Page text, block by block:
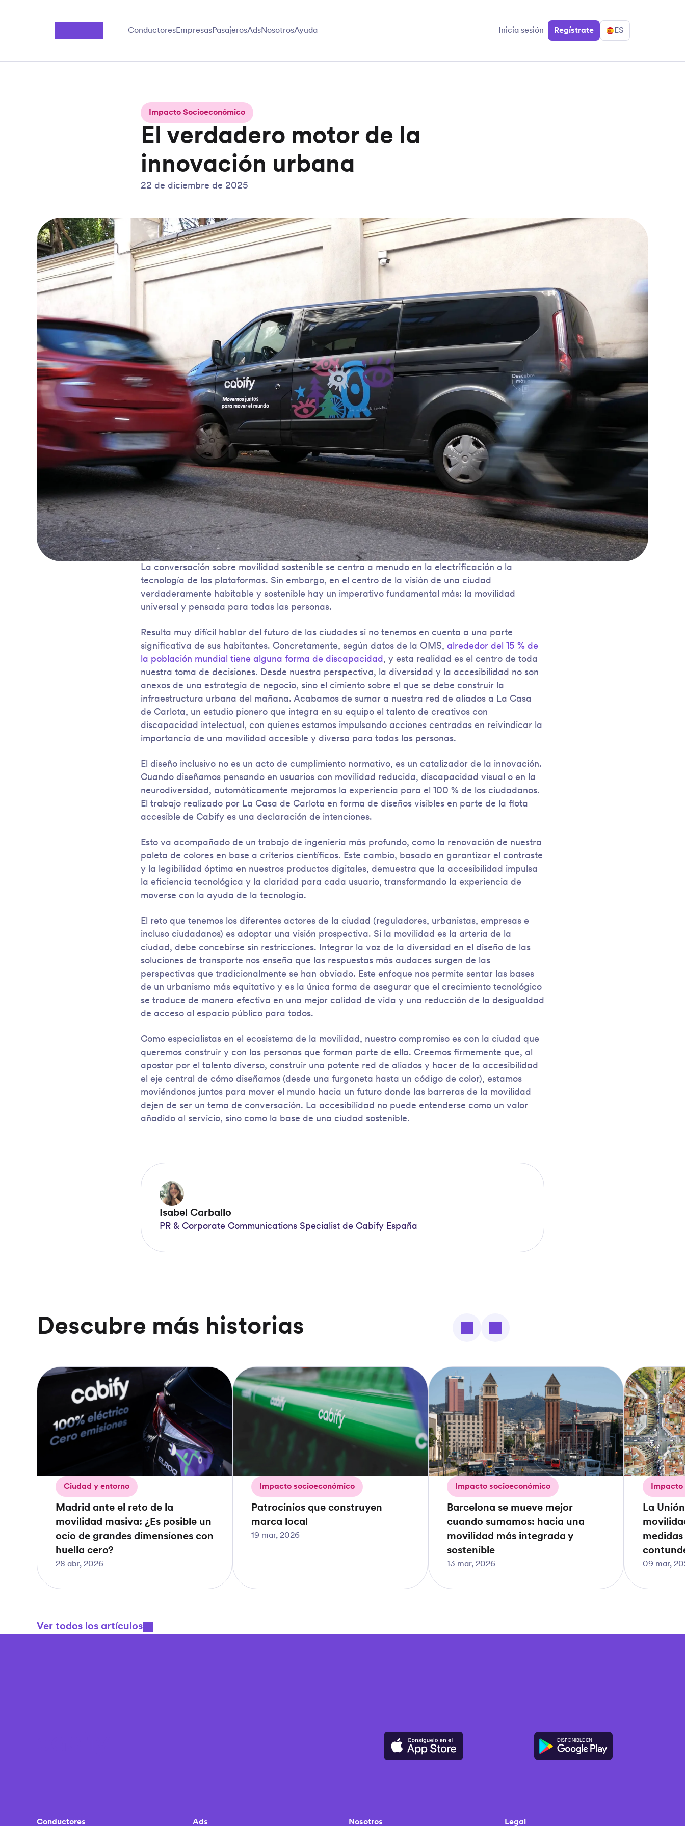
ConductoresEmpresasPasajerosAdsNosotrosAyuda Inicia sesión Regístrate ES
Impacto Socioeconómico
El verdadero motor de la
innovación urbana
22 de diciembre de 2025
La conversación sobre movilidad sostenible se centra a menudo en la electrificación o la
tecnología de las plataformas. Sin embargo, en el centro de la visión de una ciudad
verdaderamente habitable y sostenible hay un imperativo fundamental más: la movilidad
universal y pensada para todas las personas.
Resulta muy difícil hablar del futuro de las ciudades si no tenemos en cuenta a una parte
significativa de sus habitantes. Concretamente, según datos de la OMS, alrededor del 15 % de
la población mundial tiene alguna forma de discapacidad, y esta realidad es el centro de toda
nuestra toma de decisiones. Desde nuestra perspectiva, la diversidad y la accesibilidad no son
anexos de una estrategia de negocio, sino el cimiento sobre el que se debe construir la
infraestructura urbana del mañana. Acabamos de sumar a nuestra red de aliados a La Casa
de Carlota, un estudio pionero que integra en su equipo el talento de creativos con
discapacidad intelectual, con quienes estamos impulsando acciones centradas en reivindicar la
importancia de una movilidad accesible y diversa para todas las personas.
El diseño inclusivo no es un acto de cumplimiento normativo, es un catalizador de la innovación.
Cuando diseñamos pensando en usuarios con movilidad reducida, discapacidad visual o en la
neurodiversidad, automáticamente mejoramos la experiencia para el 100 % de los ciudadanos.
El trabajo realizado por La Casa de Carlota en forma de diseños visibles en parte de la flota
accesible de Cabify es una declaración de intenciones.
Esto va acompañado de un trabajo de ingeniería más profundo, como la renovación de nuestra
paleta de colores en base a criterios científicos. Este cambio, basado en garantizar el contraste
y la legibilidad óptima en nuestros productos digitales, demuestra que la accesibilidad impulsa
la eficiencia tecnológica y la claridad para cada usuario, transformando la experiencia de
moverse con la ayuda de la tecnología.
El reto que tenemos los diferentes actores de la ciudad (reguladores, urbanistas, empresas e
incluso ciudadanos) es adoptar una visión prospectiva. Si la movilidad es la arteria de la
ciudad, debe concebirse sin restricciones. Integrar la voz de la diversidad en el diseño de las
soluciones de transporte nos enseña que las respuestas más audaces surgen de las
perspectivas que tradicionalmente se han obviado. Este enfoque nos permite sentar las bases
de un urbanismo más equitativo y es la única forma de asegurar que el crecimiento tecnológico
se traduce de manera efectiva en una mejor calidad de vida y una reducción de la desigualdad
de acceso al espacio público para todos.
Como especialistas en el ecosistema de la movilidad, nuestro compromiso es con la ciudad que
queremos construir y con las personas que forman parte de ella. Creemos firmemente que, al
apostar por el talento diverso, construir una potente red de aliados y hacer de la accesibilidad
el eje central de cómo diseñamos (desde una furgoneta hasta un código de color), estamos
moviéndonos juntos para mover el mundo hacia un futuro donde las barreras de la movilidad
dejen de ser un tema de conversación. La accesibilidad no puede entenderse como un valor
añadido al servicio, sino como la base de una ciudad sostenible.
Isabel Carballo
PR & Corporate Communications Specialist de Cabify España
Descubre más historias
Ciudad y entorno
Madrid ante el reto de la
movilidad masiva: ¿Es posible un
ocio de grandes dimensiones con
huella cero?
28 abr, 2026
Impacto socioeconómico
Patrocinios que construyen
marca local
19 mar, 2026
Impacto socioeconómico
Barcelona se mueve mejor
cuando sumamos: hacia una
movilidad más integrada y
sostenible
13 mar, 2026
Impacto
La
09 mar,
Ver todos los artículos
Conductores Ads Nosotros Legal